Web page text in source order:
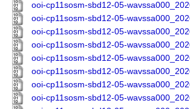
ooi-cp11sosm-sbd12-05-
ooi-cp11sosm-sbd12-05-
ooi-cp11sosm-sbd12-05-
ooi-cp11sosm-sbd12-05-
ooi-cp11sosm-sbd12-05-
ooi-cp11sosm-sbd12-05-
ooi-cp11sosm-sbd12-05-
ooi-cp11sosm-sbd12-05-